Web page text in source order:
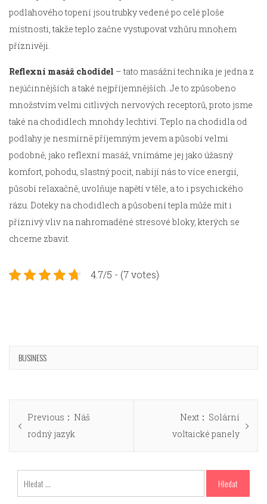
podlahového topení jsou trubky vedené po celé ploše
místnosti, takže teplo začne vystupovat vzhůru mnohem
příznivěji.
Reflexní masáž chodidel – tato masážní technika je jedna z
nejúčinnějších a také nejpříjemnějších. Je to způsobeno
množstvím velmi citlivých nervových receptorů, proto jsme
také na chodidlech mnohdy lechtiví. Teplo na chodidla od
podlahy je nesmírně příjemným jevem a působí velmi
podobně, jako reflexní masáž, vnímáme jej jako úžasný
komfort, pohodu, slastný pocit, nabíjí nás to více energií,
působí relaxačně, uvolňuje napětí v těle, a to i psychického
rázu. Doteky na chodidlech a působení tepla může mít i
příznivý vliv na nahromaděné stresové bloky, kterých se
chceme zbavit.
4.7/5 - (7 votes)
BUSINESS
Navigace
proPrevious
Previous
post:
Náš
rodný jazyk
Next
Next
post:
Solární
voltaické panely